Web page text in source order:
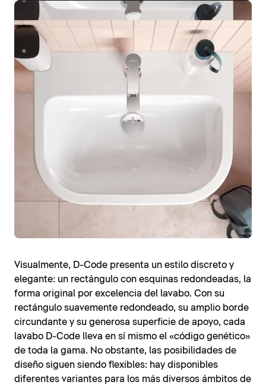
Visualmente, D-Code presenta un estilo discreto y
elegante: un rectángulo con esquinas redondeadas, la
forma original por excelencia del lavabo. Con su
rectángulo suavemente redondeado, su amplio borde
circundante y su generosa superficie de apoyo, cada
lavabo D-Code lleva en sí mismo el «código genético»
de toda la gama. No obstante, las posibilidades de
diseño siguen siendo flexibles: hay disponibles
diferentes variantes para los más diversos ámbitos de